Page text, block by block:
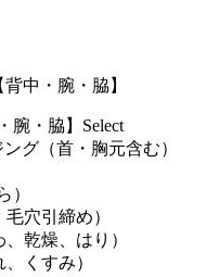
中・腕・脇】
腕・脇】Select
グ（首・胸元含む）
）
穴引締め）
乾燥、はり）
くすみ）